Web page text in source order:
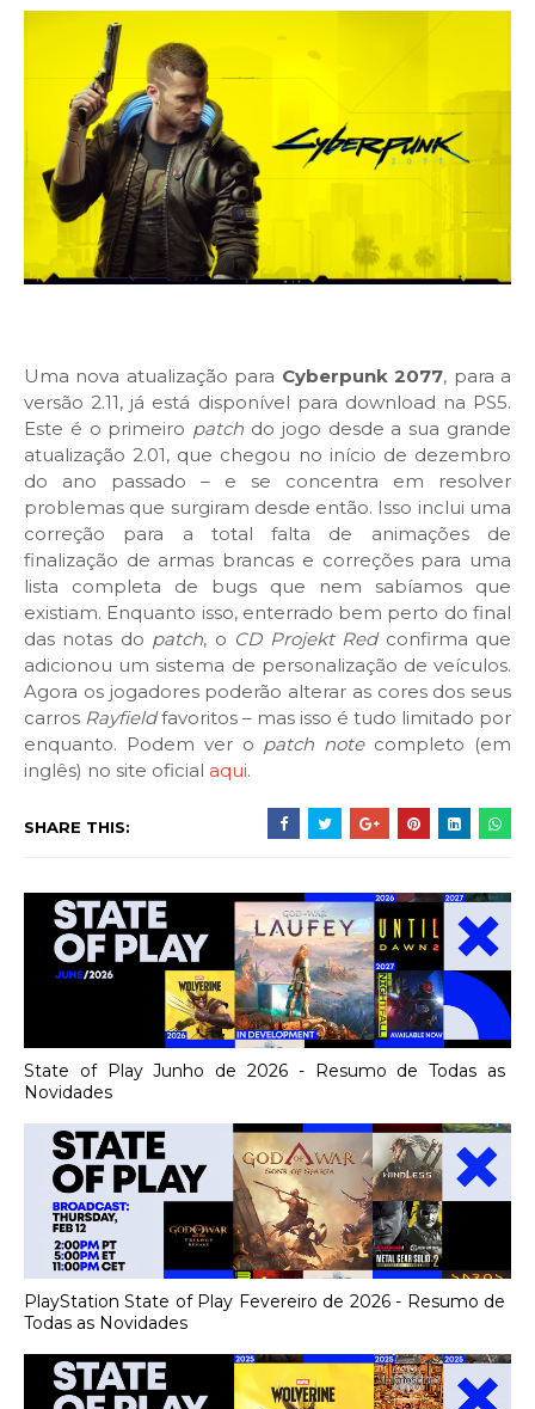
Uma nova atualização para Cyberpunk 2077, para a
versão 2.11, já está disponível para download na PS5.
Este é o primeiro patch do jogo desde a sua grande
atualização 2.01, que chegou no início de dezembro
do ano passado – e se concentra em resolver
problemas que surgiram desde então. Isso inclui uma
correção para a total falta de animações de
finalização de armas brancas e correções para uma
lista completa de bugs que nem sabíamos que
existiam. Enquanto isso, enterrado bem perto do final
das notas do patch, o CD Projekt Redconfirma que
adicionou um sistema de personalização de veículos.
Agora os jogadores poderão alterar as cores dos seus
carros Rayfieldfavoritos – mas isso é tudo limitado por
enquanto. Podem ver o patch notecompleto (em
inglês) no site oficial aqui.
SHARE THIS:
State of Play Junho de 2026 - Resumo de Todas as
Novidades
PlayStation State of Play Fevereiro de 2026 - Resumo de
Todas as Novidades